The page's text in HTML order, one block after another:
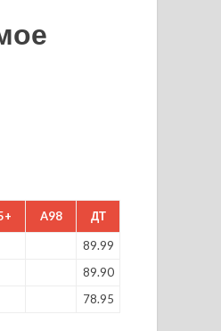
A98 ДТ
89.99
89.90
78.95